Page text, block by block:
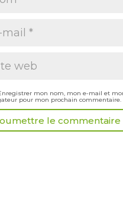
mon nom, mon e-mail et
pour mon prochain commentaire.
le commentaire